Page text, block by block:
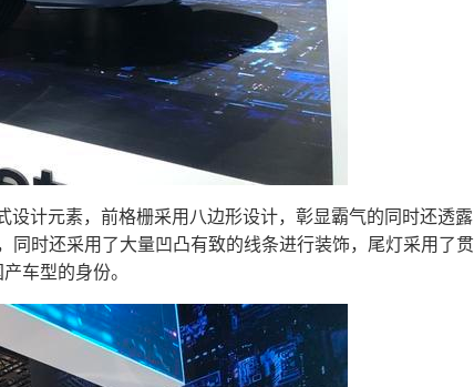
计元素，前格栅采用八边形设计，彰显霸气的同时还透露
时还采用了大量凹凸有致的线条进行装饰，尾灯采用了贯
车型的身份。